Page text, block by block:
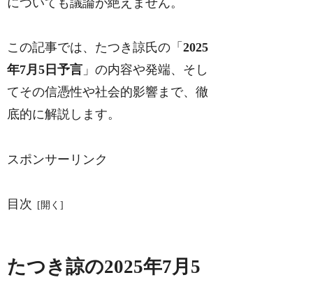
この記事では、たつき諒氏の「2025
年7月5日予言 」の内容や発端、そし
てその信憑性や社会的影響まで、徹
底的に解説します。
スポンサーリンク
目次
たつき諒の2025年7月5